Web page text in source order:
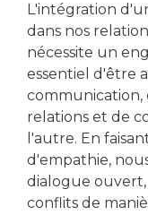
L'intégration
dans nos
nécessite un
essentiel d'être
relations et de
l'autre. En
d'empathie,
dialogue
conflits de